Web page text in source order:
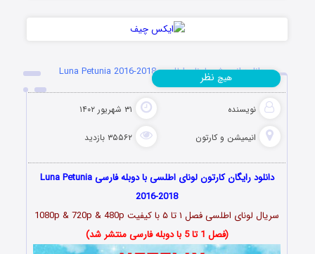
دانلود انیمیشن لونای اطلسی Luna Petunia 2016-2018
نویسنده ۳۱ شهریور ۱۴۰۲
انیمیشن و کارتون ۳۵۵۶۲ بازدید
هیچ نظر
دانلود رایگان کارتون لونای اطلسی با دوبله فارسی Luna Petunia
2016-2018
سریال لونای اطلسی فصل ۱ تا ۵ با کیفیت 1080p & 720p & 480p
(فصل 1 تا 5 با دوبله فارسی منتشر شد)